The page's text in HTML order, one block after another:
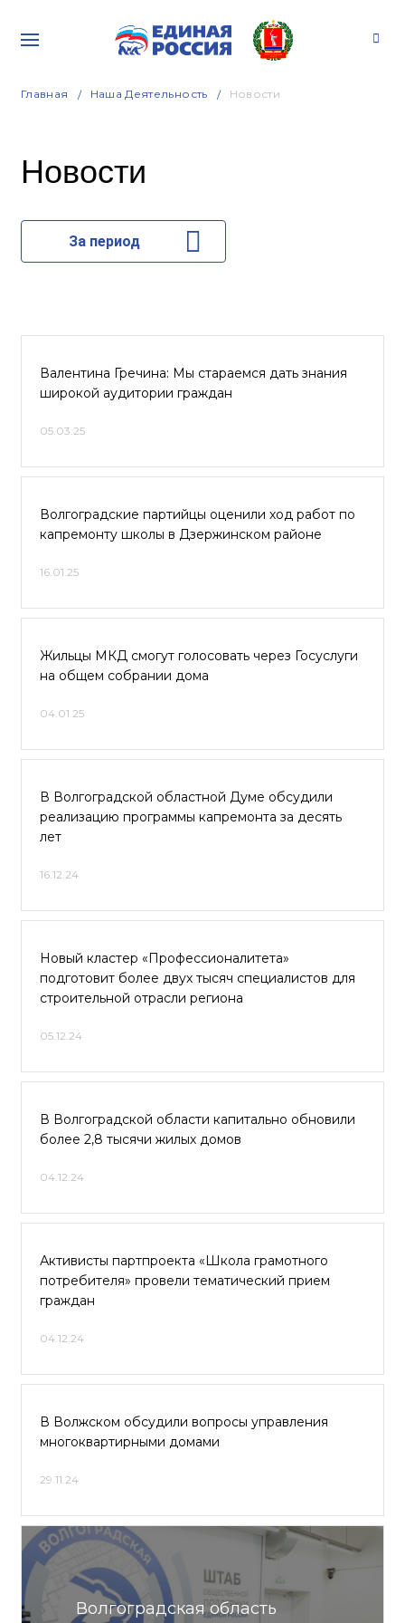
Главная Наша Деятельность Новости
Новости
За период
Валентина Гречина: Мы стараемся дать знания
широкой аудитории граждан
05.03.25
Волгоградские партийцы оценили ход работ по
капремонту школы в Дзержинском районе
16.01.25
Жильцы МКД смогут голосовать через Госуслуги
на общем собрании дома
04.01.25
В Волгоградской областной Думе обсудили
реализацию программы капремонта за десять
лет
16.12.24
Новый кластер «Профессионалитета»
подготовит более двух тысяч специалистов для
строительной отрасли региона
05.12.24
В Волгоградской области капитально обновили
более 2,8 тысячи жилых домов
04.12.24
Активисты партпроекта «Школа грамотного
потребителя» провели тематический прием
граждан
04.12.24
В Волжском обсудили вопросы управления
многоквартирными домами
29.11.24
Волгоградская область